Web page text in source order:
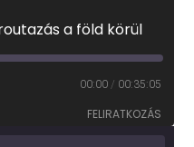
a föld körül
00:00 / 00:35:05
FELIRATKOZÁS